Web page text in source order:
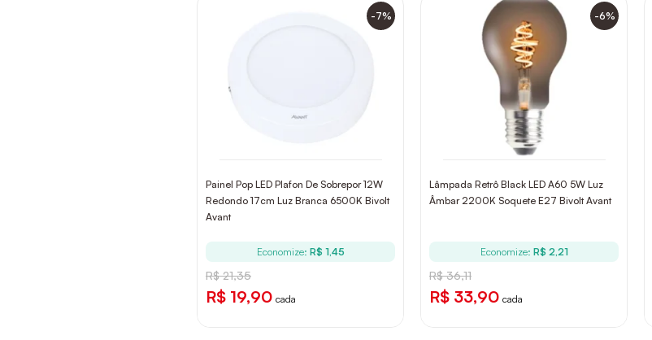
-7%
Painel Pop LED Plafon De Sobrepor 12W
Redondo 17cm Luz Branca 6500K Bivolt
Avant
Economize: R$ 1,45
R$ 21,35
R$ 19,90 cada
-6%
Lâmpada Retrô Black LED A60 5W Luz
Âmbar 2200K Soquete E27 Bivolt Avant
Economize: R$ 2,21
R$ 36,11
R$ 33,90 cada